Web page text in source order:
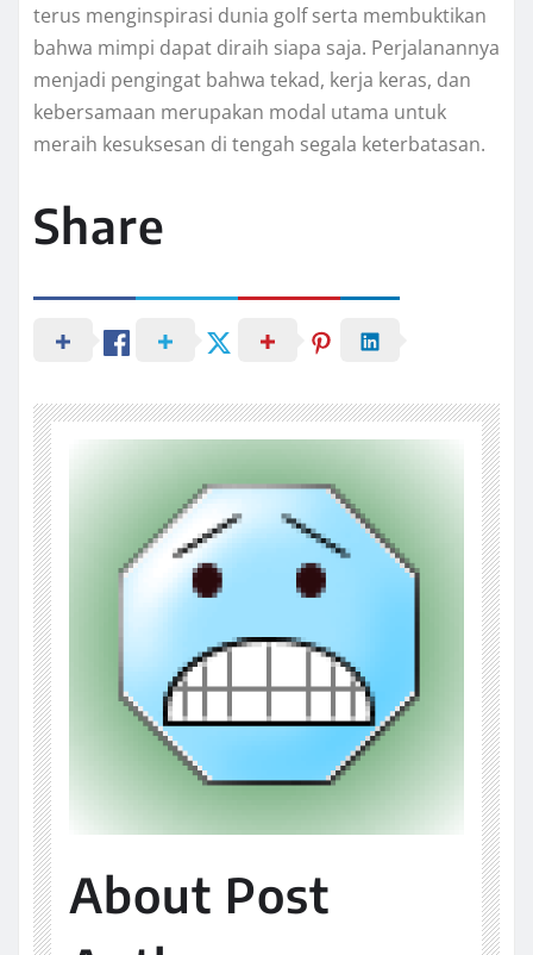
terus menginspirasi dunia golf serta membuktikan
bahwa mimpi dapat diraih siapa saja. Perjalanannya
menjadi pengingat bahwa tekad, kerja keras, dan
kebersamaan merupakan modal utama untuk
meraih kesuksesan di tengah segala keterbatasan.
Share
About Post